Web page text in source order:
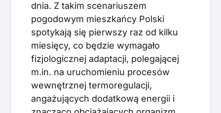
dnia. Z takim scenariuszem
pogodowym mieszkańcy Polski
spotykają się pierwszy raz od kilku
miesięcy, co będzie wymagało
fizjologicznej adaptacji, polegającej
m.in. na uruchomieniu procesów
wewnętrznej termoregulacji,
angażujących dodatkową energii i